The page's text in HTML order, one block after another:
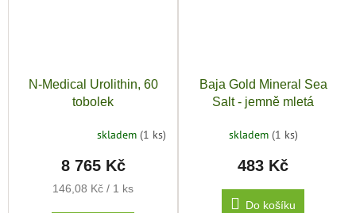
N-Medical Urolithin, 60
tobolek
skladem (1 ks)
8 765 Kč
Měrná
146,08 Kč / 1 ks
Baja Gold Mineral Sea
Salt - jemně mletá
skladem (1 ks)
483 Kč
Do košíku